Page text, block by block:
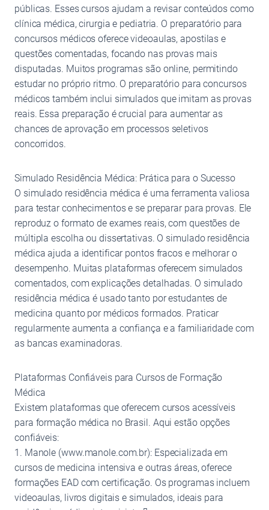
públicas. Esses cursos ajudam a revisar conteúdos como
clínica médica, cirurgia e pediatria. O preparatório para
concursos médicos oferece videoaulas, apostilas e
questões comentadas, focando nas provas mais
disputadas. Muitos programas são online, permitindo
estudar no próprio ritmo. O preparatório para concursos
médicos também inclui simulados que imitam as provas
reais. Essa preparação é crucial para aumentar as
chances de aprovação em processos seletivos
concorridos.
Simulado Residência Médica: Prática para o Sucesso
O simulado residência médica é uma ferramenta valiosa
para testar conhecimentos e se preparar para provas. Ele
reproduz o formato de exames reais, com questões de
múltipla escolha ou dissertativas. O simulado residência
médica ajuda a identificar pontos fracos e melhorar o
desempenho. Muitas plataformas oferecem simulados
comentados, com explicações detalhadas. O simulado
residência médica é usado tanto por estudantes de
medicina quanto por médicos formados. Praticar
regularmente aumenta a confiança e a familiaridade com
as bancas examinadoras.
Plataformas Confiáveis para Cursos de Formação
Médica
Existem plataformas que oferecem cursos acessíveis
para formação médica no Brasil. Aqui estão opções
confiáveis:
1. Manole (www.manole.com.br): Especializada em
cursos de medicina intensiva e outras áreas, oferece
formações EAD com certificação. Os programas incluem
videoaulas, livros digitais e simulados, ideais para